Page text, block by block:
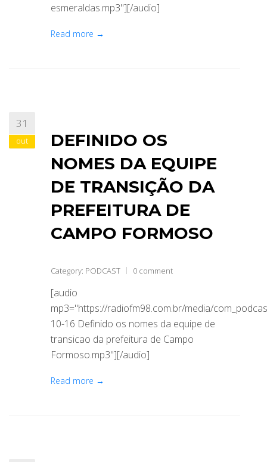
esmeraldas.mp3"][/audio]
Read more →
31
out
DEFINIDO OS
NOMES DA EQUIPE
DE TRANSIÇÃO DA
PREFEITURA DE
CAMPO FORMOSO
Category: PODCAST 0 comment
[audio
mp3="https://radiofm98.com.br/media/
10-16 Definido os nomes da equipe de
transicao da prefeitura de Campo
Formoso.mp3"][/audio]
Read more →